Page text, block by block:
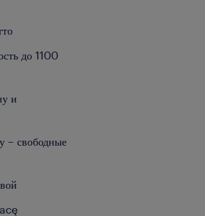
до 1100
и
– свободные